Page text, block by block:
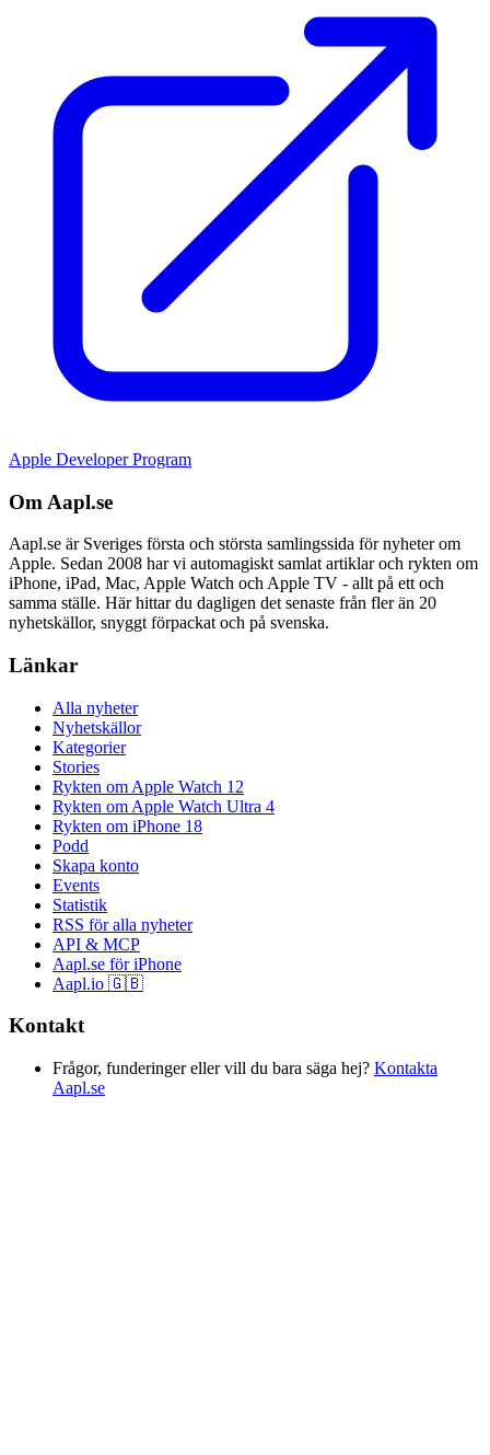
Apple Developer Program
Om Aapl.se
Aapl.se är Sveriges första och största samlingssida för nyheter om
Apple. Sedan 2008 har vi automagiskt samlat artiklar och rykten om
iPhone, iPad, Mac, Apple Watch och Apple TV - allt på ett och
samma ställe. Här hittar du dagligen det senaste från fler än 20
nyhetskällor, snyggt förpackat och på svenska.
Länkar
Alla nyheter
Nyhetskällor
Kategorier
Stories
Rykten om Apple Watch 12
Rykten om Apple Watch Ultra 4
Rykten om iPhone 18
Podd
Skapa konto
Events
Statistik
RSS för alla nyheter
API & MCP
Aapl.se för iPhone
Aapl.io 🇬🇧
Kontakt
Frågor, funderinger eller vill du bara säga hej? Kontakta
Aapl.se